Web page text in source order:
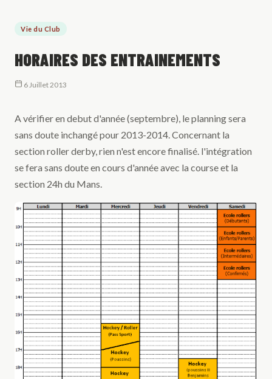
Vie du Club
HORAIRES DES ENTRAINEMENTS
6 Juillet 2013
A vérifier en debut d'année (septembre), le planning sera
sans doute inchangé pour 2013-2014. Concernant la
section roller derby, rien n'est encore finalisé. l'intégration
se fera sans doute en cours d'année avec la course et la
section 24h du Mans.